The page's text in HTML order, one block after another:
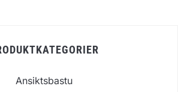
Ansiktsbastu